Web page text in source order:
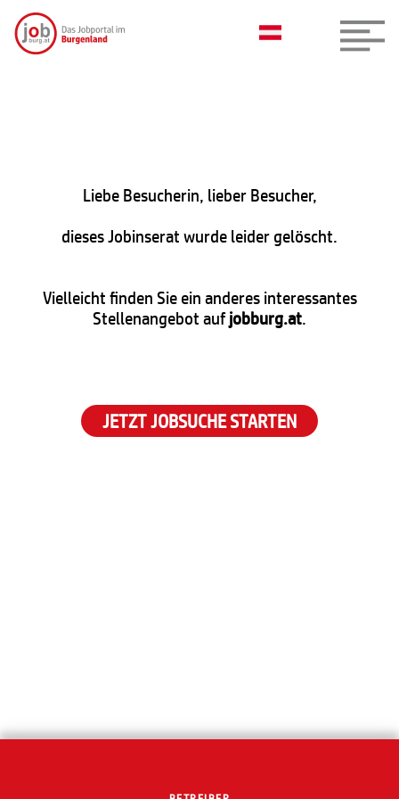
Liebe Besucherin, lieber Besucher,
dieses Jobinserat wurde leider gelöscht.
Vielleicht finden Sie ein anderes interessantes
Stellenangebot aufjobburg.at.
JETZT JOBSUCHE STARTEN